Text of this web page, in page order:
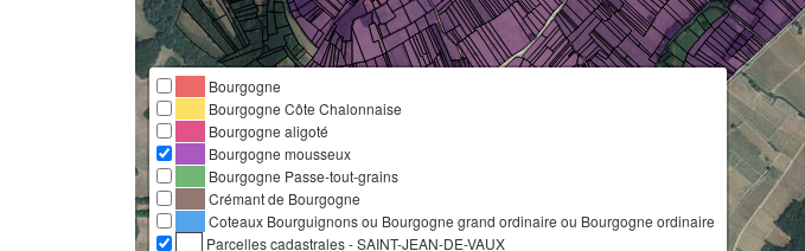
Bourgogne
Bourgogne Côte Chalonnaise
Bourgogne aligoté
Bourgogne mousseux
Bourgogne Passe-tout-grains
Crémant de Bourgogne
Coteaux Bourguignons ou Bourgogne grand ordinaire ou Bourgogne ordinaire
Parcelles cadastrales - SAINT-JEAN-DE-VAUX